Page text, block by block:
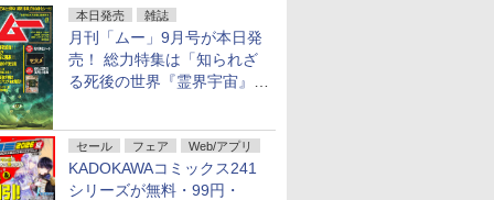
本日発売 雑誌
月刊「ムー」9月号が本日発
売！ 総力特集は「知られざ
る死後の世界『霊界宇宙』の
セール フェア Web/アプリ
KADOKAWAコミックス241
シリーズが無料・99円・